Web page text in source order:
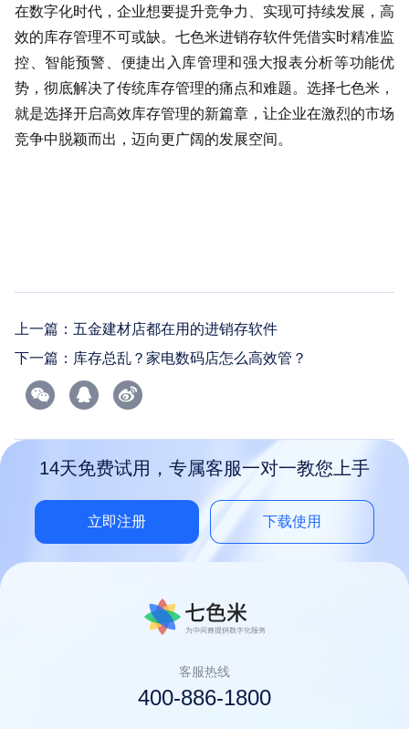
在数字化时代，企业想要提升竞争力、实现可持续发展，高
效的库存管理不可或缺。七色米进销存软件凭借实时精准监
控、智能预警、便捷出入库管理和强大报表分析等功能优
势，彻底解决了传统库存管理的痛点和难题。选择七色米，
就是选择开启高效库存管理的新篇章，让企业在激烈的市场
竞争中脱颖而出，迈向更广阔的发展空间。
上一篇： 五金建材店都在用的进销存软件
下一篇： 库存总乱？家电数码店怎么高效管？
14天免费试用，专属客服一对一教您上手
立即注册 下载使用
客服热线
400-886-1800